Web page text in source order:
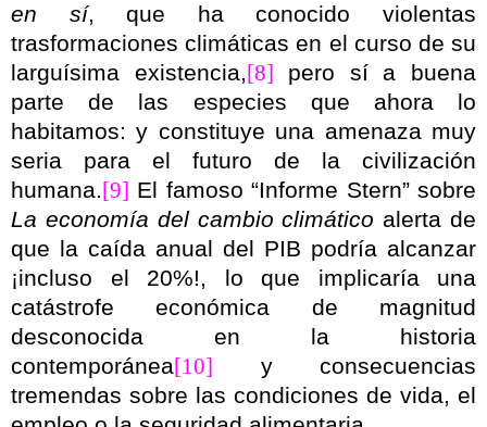
en sí, que ha conocido violentas
trasformaciones climáticas en el curso de su
larguísima existencia,[8] pero sí a buena
parte de las especies que ahora lo
habitamos: y constituye una amenaza muy
seria para el futuro de la civilización
humana.[9] El famoso “Informe Stern” sobre
La economía del cambio climático alerta de
que la caída anual del PIB podría alcanzar
¡incluso el 20%!, lo que implicaría una
catástrofe económica de magnitud
desconocida en la historia
contemporánea[10] y consecuencias
tremendas sobre las condiciones de vida, el